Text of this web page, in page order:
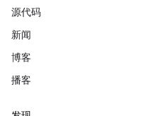
源代码
新闻
博客
播客